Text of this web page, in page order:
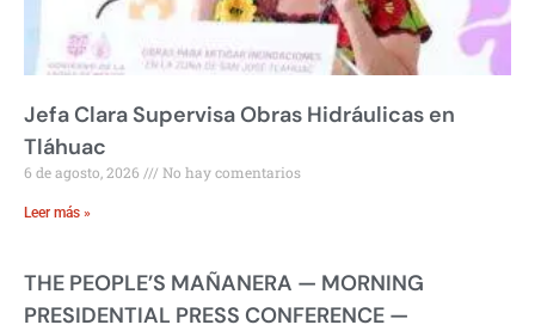
Jefa Clara Supervisa Obras Hidráulicas en
Tláhuac
6 de agosto, 2026 No hay comentarios
Leer más »
THE PEOPLE’S MAÑANERA — MORNING
PRESIDENTIAL PRESS CONFERENCE —